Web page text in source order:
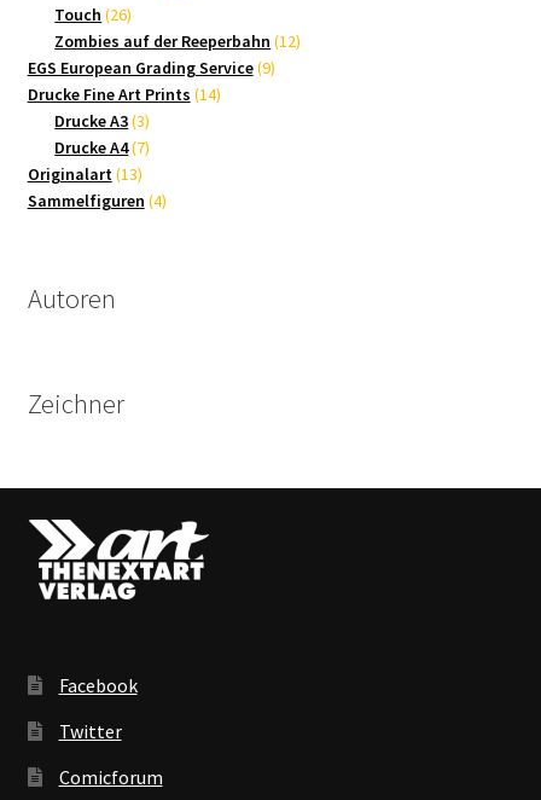
Touch 2626
Produkte
Zombies auf der Reeperbahn 1212
EGS European Grading Service 99
Drucke Fine Art Prints 1414
Drucke A3 33
Produkte
Drucke A4 77
Originalart 1313
Produkte
Sammelfiguren 44
Autoren
Zeichner
Facebook
Twitter
Comicforum